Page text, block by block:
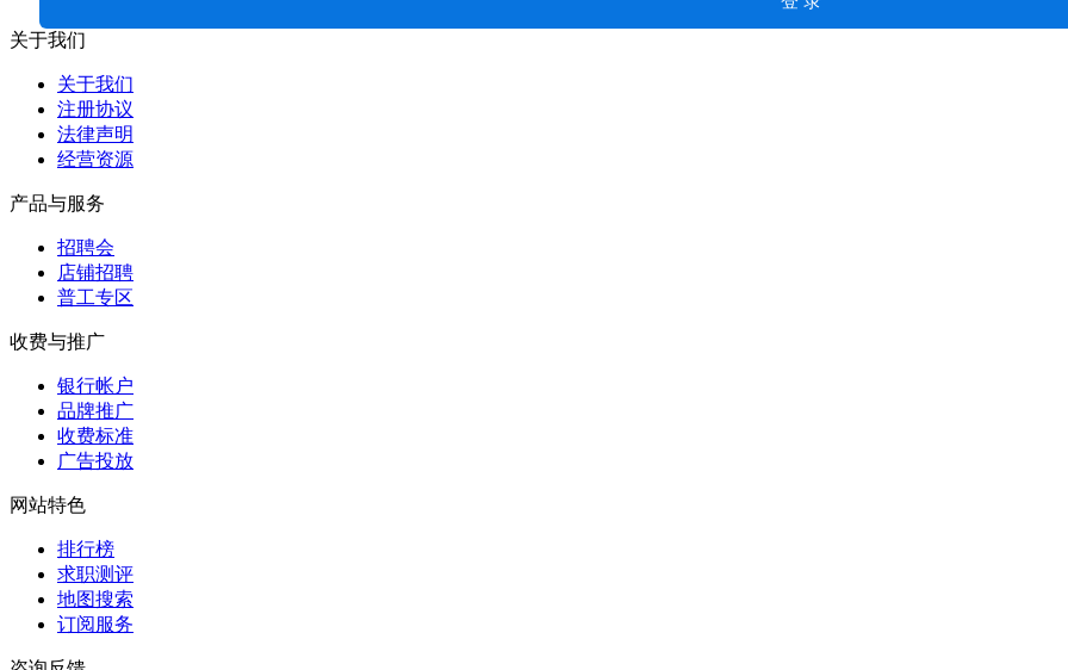
关于我们
关于我们
注册协议
法律声明
经营资源
产品与服务
招聘会
店铺招聘
普工专区
收费与推广
银行帐户
品牌推广
收费标准
广告投放
网站特色
排行榜
求职测评
地图搜索
订阅服务